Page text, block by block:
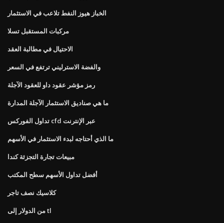
الخباز هيوز النفط تلاعب في الاستثمار
مركبات المستقبل تسلا
الاحتيال في مطالبة العقد
والفضة الاسترليني ترتفع في السعر
رمز مؤشر عقود داو للعقود الآجلة
ما هي صناديق الاستثمار الآجلة المدارة
تداول الفوركس cfd عبر الإنترنت
ما الذي أحتاجه لبدء الاستثمار في الأسهم
مبيعات تجارة التجزئة كندا
أفضل تداول الأسهم سطح المكتب
كلاسيك نصف تاجر
من الدولار إلى tl